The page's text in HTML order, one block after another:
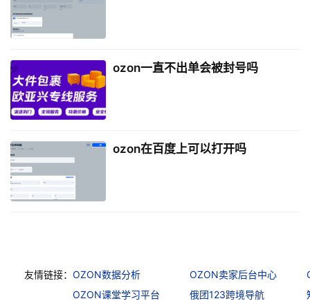
ozon一直不出单会被封号吗
ozon在百度上可以打开吗
友情链接： OZON数据分析 OZON卖家后台中心
OZON课堂学习平台
俄团123跨境导航